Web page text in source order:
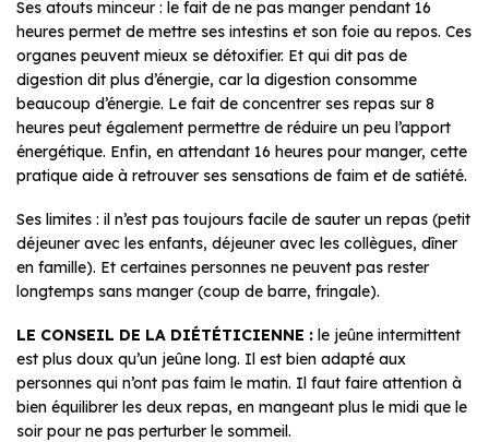
Ses atouts minceur : le fait de ne pas manger pendant 16
heures permet de mettre ses intestins et son foie au repos. Ces
organes peuvent mieux se détoxifier. Et qui dit pas de
digestion dit plus d’énergie, car la digestion consomme
beaucoup d’énergie. Le fait de concentrer ses repas sur 8
heures peut également permettre de réduire un peu l’apport
énergétique. Enfin, en attendant 16 heures pour manger, cette
pratique aide à retrouver ses sensations de faim et de satiété.
Ses limites : il n’est pas toujours facile de sauter un repas (petit
déjeuner avec les enfants, déjeuner avec les collègues, dîner
en famille). Et certaines personnes ne peuvent pas rester
longtemps sans manger (coup de barre, fringale).
LE CONSEIL DE LA DIÉTÉTICIENNE : le jeûne intermittent
est plus doux qu’un jeûne long. Il est bien adapté aux
personnes qui n’ont pas faim le matin. Il faut faire attention à
bien équilibrer les deux repas, en mangeant plus le midi que le
soir pour ne pas perturber le sommeil.